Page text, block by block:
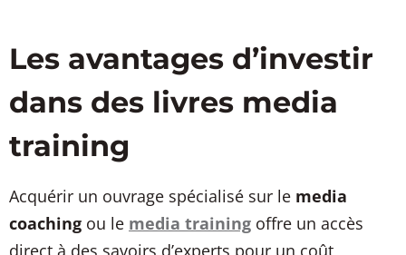
Les avantages d’investir
dans des livres media
training
Acquérir un ouvrage spécialisé sur le media
coaching ou le media training offre un accès
direct à des savoirs d’experts pour un coût